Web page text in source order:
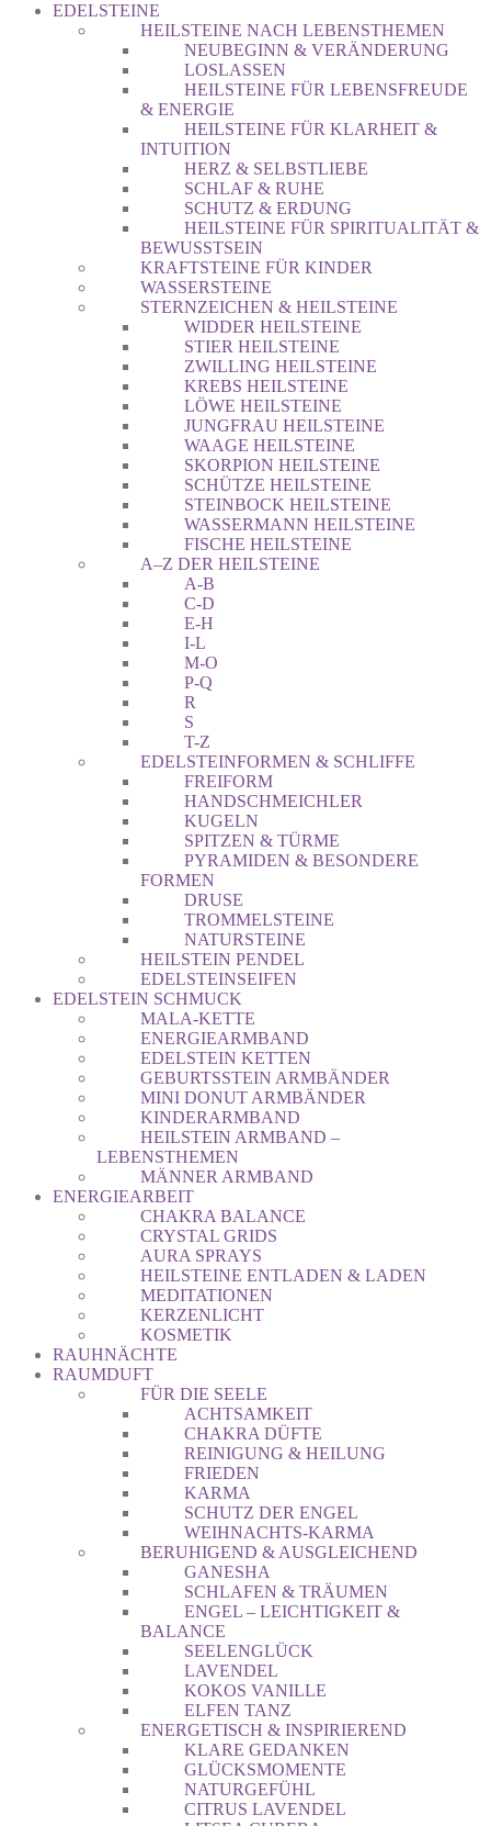
EDELSTEINE
HEILSTEINE NACH LEBENSTHEMEN
NEUBEGINN & VERÄNDERUNG
LOSLASSEN
HEILSTEINE FÜR LEBENSFREUDE
& ENERGIE
HEILSTEINE FÜR KLARHEIT &
INTUITION
HERZ & SELBSTLIEBE
SCHLAF & RUHE
SCHUTZ & ERDUNG
HEILSTEINE FÜR SPIRITUALITÄT &
BEWUSSTSEIN
KRAFTSTEINE FÜR KINDER
WASSERSTEINE
STERNZEICHEN & HEILSTEINE
WIDDER HEILSTEINE
STIER HEILSTEINE
ZWILLING HEILSTEINE
KREBS HEILSTEINE
LÖWE HEILSTEINE
JUNGFRAU HEILSTEINE
WAAGE HEILSTEINE
SKORPION HEILSTEINE
SCHÜTZE HEILSTEINE
STEINBOCK HEILSTEINE
WASSERMANN HEILSTEINE
FISCHE HEILSTEINE
A–Z DER HEILSTEINE
A-B
C-D
E-H
I-L
M-O
P-Q
R
S
T-Z
EDELSTEINFORMEN & SCHLIFFE
FREIFORM
HANDSCHMEICHLER
KUGELN
SPITZEN & TÜRME
PYRAMIDEN & BESONDERE
FORMEN
DRUSE
TROMMELSTEINE
NATURSTEINE
HEILSTEIN PENDEL
EDELSTEINSEIFEN
EDELSTEIN SCHMUCK
MALA-KETTE
ENERGIEARMBAND
EDELSTEIN KETTEN
GEBURTSSTEIN ARMBÄNDER
MINI DONUT ARMBÄNDER
KINDERARMBAND
HEILSTEIN ARMBAND –
LEBENSTHEMEN
MÄNNER ARMBAND
ENERGIEARBEIT
CHAKRA BALANCE
CRYSTAL GRIDS
AURA SPRAYS
HEILSTEINE ENTLADEN & LADEN
MEDITATIONEN
KERZENLICHT
KOSMETIK
RAUHNÄCHTE
RAUMDUFT
FÜR DIE SEELE
ACHTSAMKEIT
CHAKRA DÜFTE
REINIGUNG & HEILUNG
FRIEDEN
KARMA
SCHUTZ DER ENGEL
WEIHNACHTS-KARMA
BERUHIGEND & AUSGLEICHEND
GANESHA
SCHLAFEN & TRÄUMEN
ENGEL – LEICHTIGKEIT &
BALANCE
SEELENGLÜCK
LAVENDEL
KOKOS VANILLE
ELFEN TANZ
ENERGETISCH & INSPIRIEREND
KLARE GEDANKEN
GLÜCKSMOMENTE
NATURGEFÜHL
CITRUS LAVENDEL